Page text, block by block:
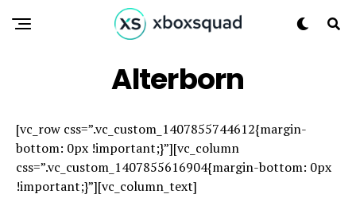
Alterborn
[vc_row css=”.vc_custom_1407855744612{margin-
bottom: 0px !important;}”][vc_column
css=”.vc_custom_1407855616904{margin-bottom: 0px
!important;}”][vc_column_text]